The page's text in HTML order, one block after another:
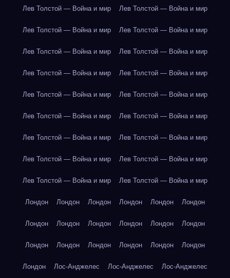
Лев Толстой — Война и мир Лев Толстой — Война и мир
Лев Толстой — Война и мир Лев Толстой — Война и мир
Лев Толстой — Война и мир Лев Толстой — Война и мир
Лев Толстой — Война и мир Лев Толстой — Война и мир
Лев Толстой — Война и мир Лев Толстой — Война и мир
Лев Толстой — Война и мир Лев Толстой — Война и мир
Лев Толстой — Война и мир Лев Толстой — Война и мир
Лев Толстой — Война и мир Лев Толстой — Война и мир
Лев Толстой — Война и мир Лев Толстой — Война и мир
Лондон Лондон Лондон Лондон Лондон Лондон
Лондон Лондон Лондон Лондон Лондон Лондон
Лондон Лондон Лондон Лондон Лондон Лондон
Лондон Лос-Анджелес Лос-Анджелес Лос-Анджелес